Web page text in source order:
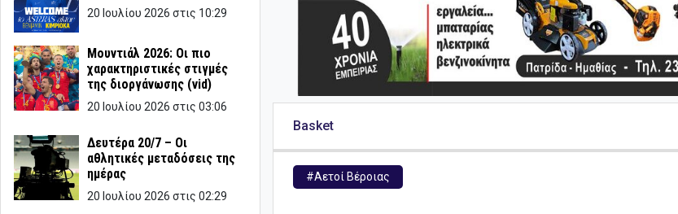
20 Ιουλίου 2026 στις 10:29
Μουντιάλ 2026: Οι πιο
χαρακτηριστικές στιγμές
της διοργάνωσης (vid)
20 Ιουλίου 2026 στις 03:06
Δευτέρα 20/7 – Οι
αθλητικές μεταδόσεις της
ημέρας
20 Ιουλίου 2026 στις 02:29
Basket
#Αετοί Βέροιας